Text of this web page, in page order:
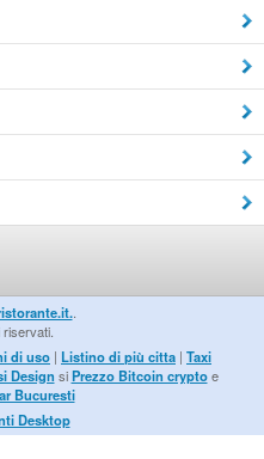
.
di uso | Listino di più citta | Taxi
Design siPrezzo Bitcoin cryptoe
Bucuresti
Desktop